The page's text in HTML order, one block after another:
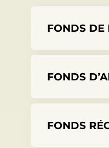
FONDS DE
FONDS
FONDS